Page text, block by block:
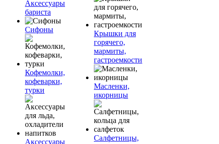
Аксессуары
бариста
Сифоны
Кофемолки,
кофеварки,
турки
Аксессуары
Крышки для
горячего,
мармиты,
гастроемкости
Масленки,
икорницы
Салфетницы,